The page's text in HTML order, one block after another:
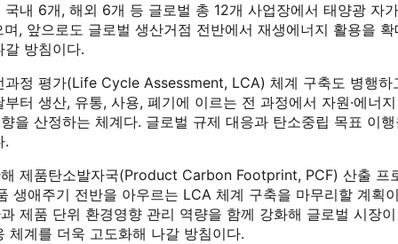
국내 6개, 해외 6개 등 글로벌 총 12개 사업장에서 태양광 자
며, 앞으로도 글로벌 생산거점 전반에서 재생에너지 활용을
방침이다.
과정 평가(Life Cycle Assessment, LCA) 체계 구축도 병행하
터 생산, 유통, 사용, 폐기에 이르는 전 과정에서 자원·에너
을 산정하는 체계다. 글로벌 규제 대응과 탄소중립 목표 이
.
제품탄소발자국(Product Carbon Footprint, PCF) 산출 프
생애주기 전반을 아우르는 LCA 체계 구축을 마무리할 계획
제품 단위 환경영향 관리 역량을 함께 강화해 글로벌 시장
체계를 더욱 고도화해 나갈 방침이다.